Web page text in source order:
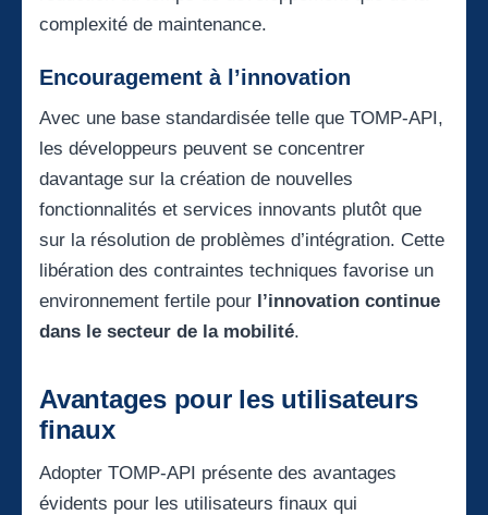
complexité de maintenance.
Encouragement à l’innovation
Avec une base standardisée telle que TOMP-API,
les développeurs peuvent se concentrer
davantage sur la création de nouvelles
fonctionnalités et services innovants plutôt que
sur la résolution de problèmes d’intégration. Cette
libération des contraintes techniques favorise un
environnement fertile pour l’innovation continue
dans le secteur de la mobilité.
Avantages pour les utilisateurs
finaux
Adopter TOMP-API présente des avantages
évidents pour les utilisateurs finaux qui